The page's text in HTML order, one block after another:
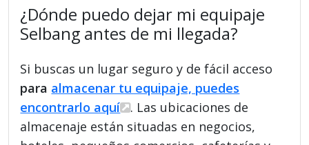
¿Dónde puedo dejar mi equipaje
Selbang antes de mi llegada?
Si buscas un lugar seguro y de fácil acceso
para almacenar tu equipaje, puedes
encontrarlo aquí
. Las ubicaciones de
almacenaje están situadas en negocios,